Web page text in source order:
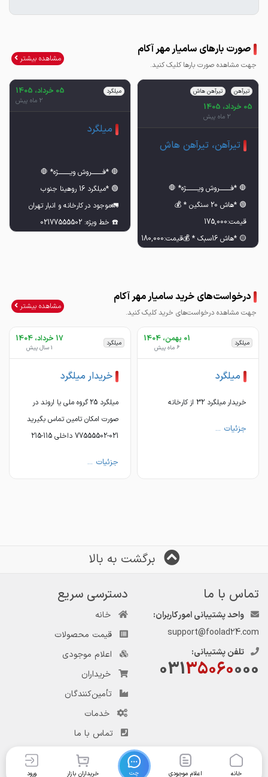
صورت بارهای سامیار مهر آکام
جهت مشاهده صورت بارها کلیک کنید.
مشاهده بیشتر
تیرآهن تیرآهن هاش
05 خرداد، 1405
2 ماه پیش
تیرآهن، تیرآهن هاش
🟢 *هاش 20 سنگین * 💰
https://zil.ink/samyarmehrakam
میلگرد 05 خرداد، 1405
2 ماه پیش
میلگرد
درخواست‌های خرید سامیار مهر آکام
جهت مشاهده درخواست‌های خرید کلیک کنید.
مشاهده بیشتر
میلگرد 01 بهمن، 1404
6 ماه پیش
میلگرد
خریدار میلگرد 32 از کارخانه
جزئیات ...
میلگرد 17 خرداد، 1404
1 سال پیش
خریدار میلگرد
میلگرد 25 گروه ملی یا اروند در
صورت امکان تامین تماس بگیرید
021-77555502 داخلی 115-215
جزئیات ...
برگشت به بالا
تماس با ما
واحد پشتیبانی امور کاربران:
support@foolad24.com
تلفن پشتیبانی:
03135060000
دسترسی سریع
خانه
قیمت محصولات
اعلام موجودی
خریداران
تأمین‌کنندگان
خدمات
تماس با ما
خانه اعلام موجودی چت خریداران بازار ورود